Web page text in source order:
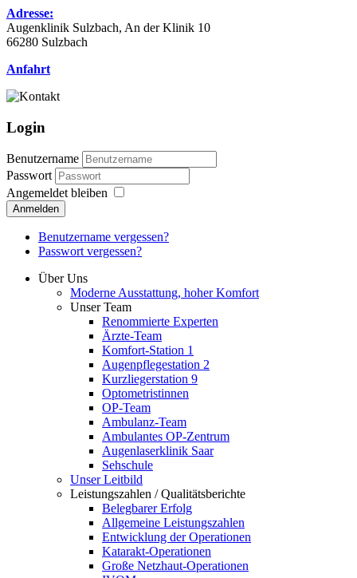
Adresse:
Augenklinik Sulzbach, An der Klinik 10
66280 Sulzbach
Anfahrt
Login
Benutzername
Passwort
Angemeldet bleiben
Anmelden
Benutzername vergessen?
Passwort vergessen?
Über Uns
Moderne Ausstattung, hoher Komfort
Unser Team
Renommierte Experten
Ärzte-Team
Komfort-Station 1
Augenpflegestation 2
Kurzliegerstation 9
Optometristinnen
OP-Team
Ambulanz-Team
Ambulantes OP-Zentrum
Augenlaserklinik Saar
Sehschule
Unser Leitbild
Leistungszahlen / Qualitätsberichte
Belegbarer Erfolg
Allgemeine Leistungszahlen
Entwicklung der Operationen
Katarakt-Operationen
Große Netzhaut-Operationen